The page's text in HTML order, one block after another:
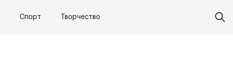
Спорт Творчество